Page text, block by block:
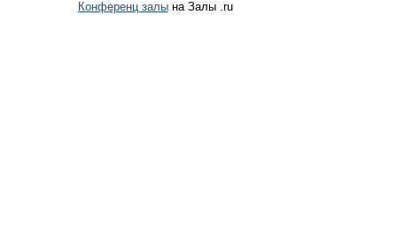
Конференц залына Залы .ru